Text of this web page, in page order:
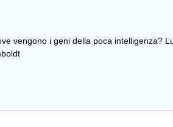
vengono i geni della poca intelligenza?